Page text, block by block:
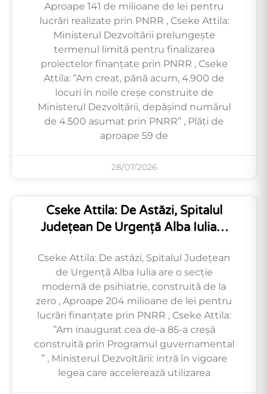
Aproape 141 de milioane de lei pentru
lucrări realizate prin PNRR , Cseke Attila:
Ministerul Dezvoltării prelungește
termenul limită pentru finalizarea
proiectelor finanțate prin PNRR , Cseke
Attila: ”Am creat, până acum, 4.900 de
locuri în noile creșe construite de
Ministerul Dezvoltării, depășind numărul
de 4.500 asumat prin PNRR” , Plăți de
aproape 59 de
28/07/2026
Cseke Attila: De Astăzi, Spitalul
Județean De Urgență Alba Iulia…
Cseke Attila: De astăzi, Spitalul Județean
de Urgență Alba Iulia are o secție
modernă de psihiatrie, construită de la
zero , Aproape 204 milioane de lei pentru
lucrări finanțate prin PNRR , Cseke Attila:
”Am inaugurat cea de-a 85-a creșă
construită prin Programul guvernamental
” , Ministerul Dezvoltării: intră în vigoare
legea care accelerează utilizarea